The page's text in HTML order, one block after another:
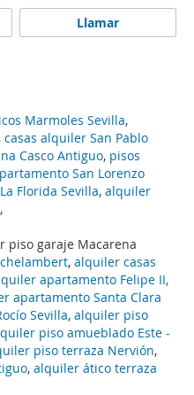
piso garaje Macarena
, alquiler casas
apartamento Felipe II,
apartamento Santa Clara
Sevilla, alquiler piso
piso amueblado Este -
piso terraza Nervión,
, alquiler ático terraza
Llamar
Marmoles Sevilla,
, casas alquiler San Pablo
Casco Antiguo, pisos
San Lorenzo
Florida Sevilla, alquiler
,